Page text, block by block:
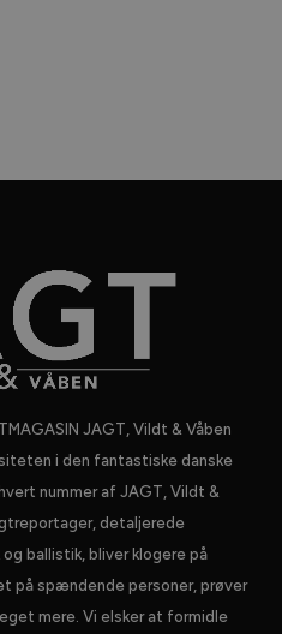
JAGT, Vildt & Våben
i den fantastiske danske
nummer af JAGT, Vildt &
detaljerede
ballistik, bliver klogere på
på spændende personer, prøver
mere. Vi elsker at formidle